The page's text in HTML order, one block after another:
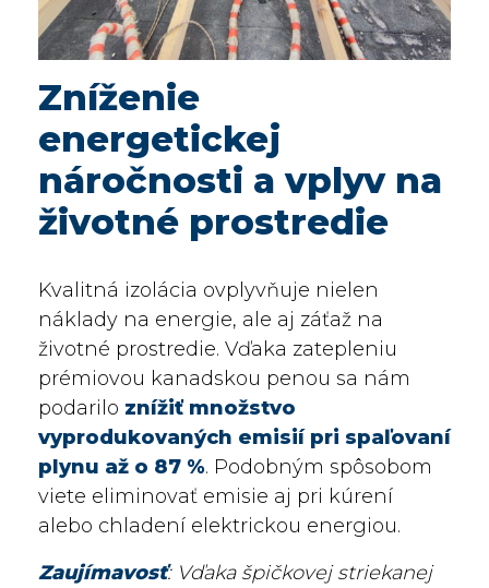
Zníženie
energetickej
náročnosti a vplyv na
životné prostredie
Kvalitná izolácia ovplyvňuje nielen
náklady na energie, ale aj záťaž na
životné prostredie. Vďaka zatepleniu
prémiovou kanadskou penou sa nám
podarilo znížiť množstvo
vyprodukovaných emisií pri spaľovaní
plynu až o 87 %. Podobným spôsobom
viete eliminovať emisie aj pri kúrení
alebo chladení elektrickou energiou.
Zaujímavosť: Vďaka špičkovej striekanej